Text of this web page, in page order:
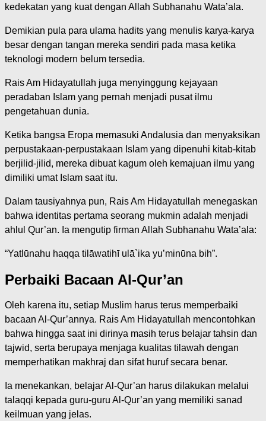
kedekatan yang kuat dengan Allah Subhanahu Wata’ala.
Demikian pula para ulama hadits yang menulis karya-karya
besar dengan tangan mereka sendiri pada masa ketika
teknologi modern belum tersedia.
Rais Am Hidayatullah juga menyinggung kejayaan
peradaban Islam yang pernah menjadi pusat ilmu
pengetahuan dunia.
Ketika bangsa Eropa memasuki Andalusia dan menyaksikan
perpustakaan-perpustakaan Islam yang dipenuhi kitab-kitab
berjilid-jilid, mereka dibuat kagum oleh kemajuan ilmu yang
dimiliki umat Islam saat itu.
Dalam tausiyahnya pun, Rais Am Hidayatullah menegaskan
bahwa identitas pertama seorang mukmin adalah menjadi
ahlul Qur’an. Ia mengutip firman Allah Subhanahu Wata’ala:
“Yatlūnahu haqqa tilāwatihī ulā`ika yu’minūna bih”.
Perbaiki Bacaan Al-Qur’an
Oleh karena itu, setiap Muslim harus terus memperbaiki
bacaan Al-Qur’annya. Rais Am Hidayatullah mencontohkan
bahwa hingga saat ini dirinya masih terus belajar tahsin dan
tajwid, serta berupaya menjaga kualitas tilawah dengan
memperhatikan makhraj dan sifat huruf secara benar.
Ia menekankan, belajar Al-Qur’an harus dilakukan melalui
talaqqi kepada guru-guru Al-Qur’an yang memiliki sanad
keilmuan yang jelas.